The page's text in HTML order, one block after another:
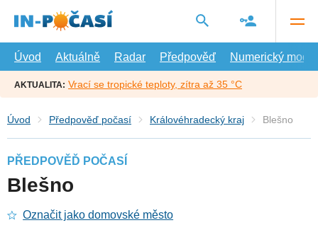
hlavní
Úvod
Aktuálně Radar Předpověď Numerický model
AKTUALITA: Vrací se tropické teploty, zítra až 35 °C
Úvod Předpověď počasí Královéhradecký kraj Blešno
PŘEDPOVĚĎ POČASÍ
Blešno
Označit jako domovské město